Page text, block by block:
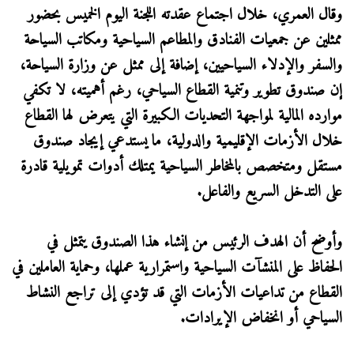
وقال العمري، خلال اجتماع عقدته اللجنة اليوم الخميس بحضور
ممثلين عن جمعيات الفنادق والمطاعم السياحية ومكاتب السياحة
والسفر والإدلاء السياحيين، إضافة إلى ممثل عن وزارة السياحة،
إن صندوق تطوير وتنمية القطاع السياحي، رغم أهميته، لا تكفي
موارده المالية لمواجهة التحديات الكبيرة التي يتعرض لها القطاع
خلال الأزمات الإقليمية والدولية، ما يستدعي إيجاد صندوق
مستقل ومتخصص بالمخاطر السياحية يمتلك أدوات تمويلية قادرة
على التدخل السريع والفاعل.
وأوضح أن الهدف الرئيس من إنشاء هذا الصندوق يتمثل في
الحفاظ على المنشآت السياحية واستمرارية عملها، وحماية العاملين في
القطاع من تداعيات الأزمات التي قد تؤدي إلى تراجع النشاط
السياحي أو انخفاض الإيرادات.